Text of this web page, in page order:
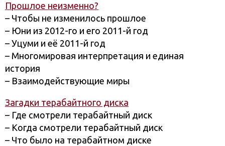
Прошлое неизменно?
– Чтобы не изменилось прошлое
– Юни из 2012-го и его 2011-й год
– Уцуми и её 2011-й год
– Многомировая интерпретация и единая
история
– Взаимодействующие миры
Загадки терабайтного диска
– Где смотрели терабайтный диск
– Когда смотрели терабайтный диск
– Что было на терабайтном диске